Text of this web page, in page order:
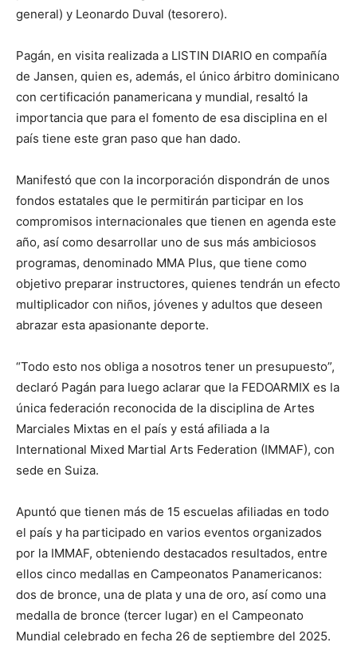
general) y Leonardo Duval (tesorero).
Pagán, en visita realizada a LISTIN DIARIO en compañía
de Jansen, quien es, además, el único árbitro dominicano
con certificación panamericana y mundial, resaltó la
importancia que para el fomento de esa disciplina en el
país tiene este gran paso que han dado.
Manifestó que con la incorporación dispondrán de unos
fondos estatales que le permitirán participar en los
compromisos internacionales que tienen en agenda este
año, así como desarrollar uno de sus más ambiciosos
programas, denominado MMA Plus, que tiene como
objetivo preparar instructores, quienes tendrán un efecto
multiplicador con niños, jóvenes y adultos que deseen
abrazar esta apasionante deporte.
“Todo esto nos obliga a nosotros tener un presupuesto”,
declaró Pagán para luego aclarar que la FEDOARMIX es la
única federación reconocida de la disciplina de Artes
Marciales Mixtas en el país y está afiliada a la
International Mixed Martial Arts Federation (IMMAF), con
sede en Suiza.
Apuntó que tienen más de 15 escuelas afiliadas en todo
el país y ha participado en varios eventos organizados
por la IMMAF, obteniendo destacados resultados, entre
ellos cinco medallas en Campeonatos Panamericanos:
dos de bronce, una de plata y una de oro, así como una
medalla de bronce (tercer lugar) en el Campeonato
Mundial celebrado en fecha 26 de septiembre del 2025.